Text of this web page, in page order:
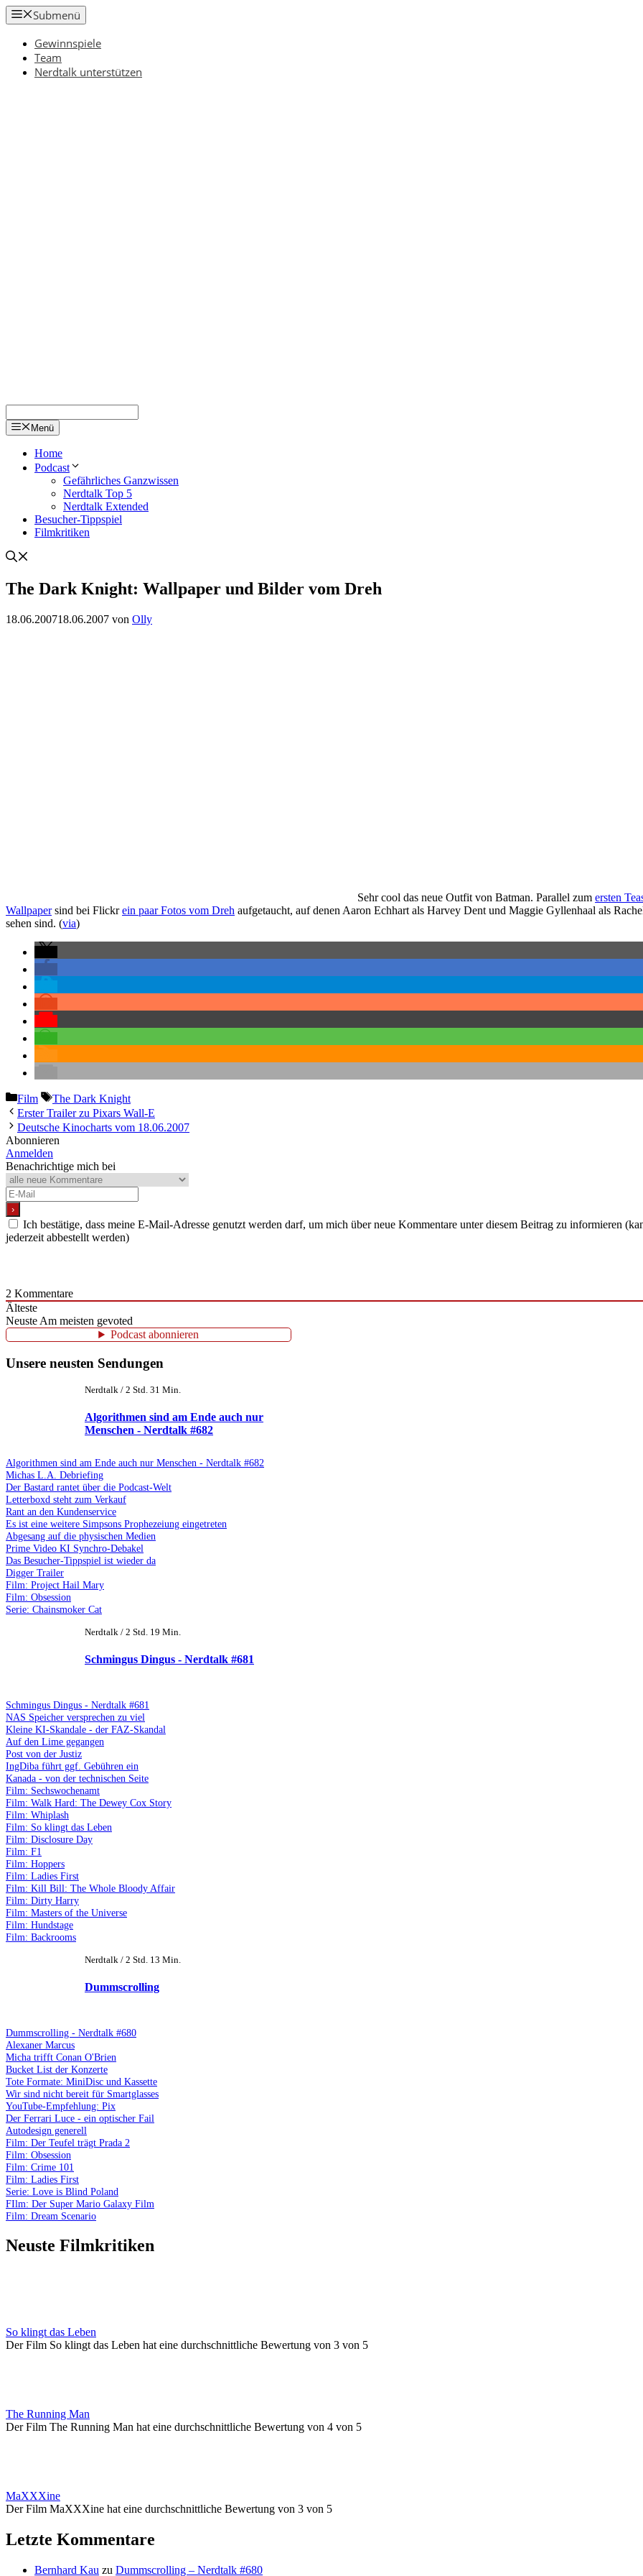
Zum
Inhalt
springen
Submenü
Gewinnspiele
Team
Nerdtalk unterstützen
Menü
Home
Podcast
Gefährliches Ganzwissen
Nerdtalk Top 5
Nerdtalk Extended
Besucher-Tippspiel
Filmkritiken
The Dark Knight: Wallpaper und Bilder vom Dreh
18.06.200718.06.2007 von Olly
Sehr cool das neue Outfit von Batman. Parallel zum ersten
Wallpapersind bei Flickrein paar Fotos vom Dreh aufgetaucht, auf denen Aaron Echhart als Harvey Dent und Maggie Gyllenhaal als
sehen sind. (via)
Kategorien
Film Schlagwörter
The Dark Knight
Erster Trailer zu Pixars Wall-E
Deutsche Kinocharts vom 18.06.2007
Abonnieren
Anmelden
Benachrichtige mich bei
Ich bestätige, dass meine E-Mail-Adresse genutzt werden darf, um mich über neue Kommentare unter diesem Beitrag zu informieren
jederzeit abbestellt werden)
2 Kommentare
Älteste
Neuste Am meisten gevoted
Podcast abonnieren
Unsere neusten Sendungen
Nerdtalk / 2 Std. 31 Min.
Algorithmen sind am Ende auch nur
Menschen - Nerdtalk #682
Algorithmen sind am Ende auch nur Menschen - Nerdtalk #682
Michas L.A. Debriefing
Der Bastard rantet über die Podcast-Welt
Letterboxd steht zum Verkauf
Rant an den Kundenservice
Es ist eine weitere Simpsons Prophezeiung eingetreten
Abgesang auf die physischen Medien
Prime Video KI Synchro-Debakel
Das Besucher-Tippspiel ist wieder da
Digger Trailer
Film: Project Hail Mary
Film: Obsession
Serie: Chainsmoker Cat
Nerdtalk / 2 Std. 19 Min.
Schmingus Dingus - Nerdtalk #681
Schmingus Dingus - Nerdtalk #681
NAS Speicher versprechen zu viel
Kleine KI-Skandale - der FAZ-Skandal
Auf den Lime gegangen
Post von der Justiz
IngDiba führt ggf. Gebühren ein
Kanada - von der technischen Seite
Film: Sechswochenamt
Film: Walk Hard: The Dewey Cox Story
Film: Whiplash
Film: So klingt das Leben
Film: Disclosure Day
Film: F1
Film: Hoppers
Film: Ladies First
Film: Kill Bill: The Whole Bloody Affair
Film: Dirty Harry
Film: Masters of the Universe
Film: Hundstage
Film: Backrooms
Nerdtalk / 2 Std. 13 Min.
Dummscrolling
Dummscrolling - Nerdtalk #680
Alexaner Marcus
Micha trifft Conan O'Brien
Bucket List der Konzerte
Tote Formate: MiniDisc und Kassette
Wir sind nicht bereit für Smartglasses
YouTube-Empfehlung: Pix
Der Ferrari Luce - ein optischer Fail
Autodesign generell
Film: Der Teufel trägt Prada 2
Film: Obsession
Film: Crime 101
Film: Ladies First
Serie: Love is Blind Poland
FIlm: Der Super Mario Galaxy Film
Film: Dream Scenario
Neuste Filmkritiken
So klingt das Leben
Der Film So klingt das Leben hat eine durchschnittliche Bewertung von 3 von 5
The Running Man
Der Film The Running Man hat eine durchschnittliche Bewertung von 4 von 5
MaXXXine
Der Film MaXXXine hat eine durchschnittliche Bewertung von 3 von 5
Letzte Kommentare
Bernhard Kau zu Dummscrolling – Nerdtalk #680